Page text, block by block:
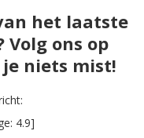
het laatste
Volg ons op
niets mist!
4.9]